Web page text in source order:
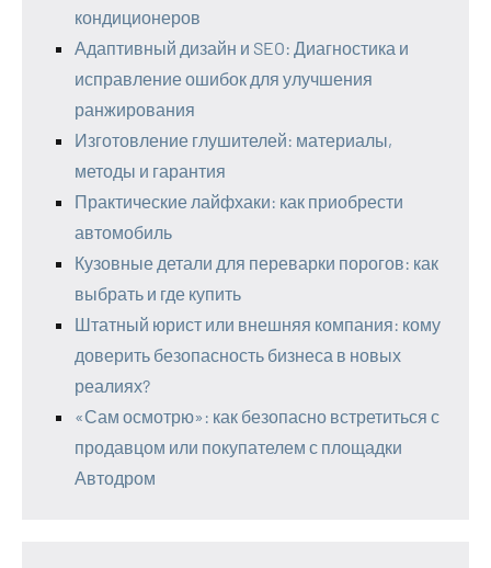
кондиционеров
Адаптивный дизайн и SEO: Диагностика и
исправление ошибок для улучшения
ранжирования
Изготовление глушителей: материалы,
методы и гарантия
Практические лайфхаки: как приобрести
автомобиль
Кузовные детали для переварки порогов: как
выбрать и где купить
Штатный юрист или внешняя компания: кому
доверить безопасность бизнеса в новых
реалиях?
«Сам осмотрю»: как безопасно встретиться с
продавцом или покупателем с площадки
Автодром